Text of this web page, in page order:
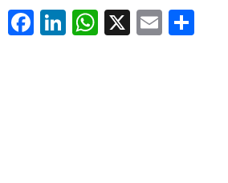
Fa
ce
Li
nk
W
ha
X E
m